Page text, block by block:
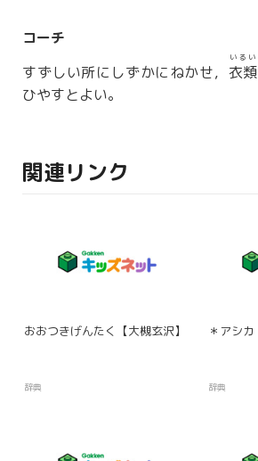
コーチ
すずしい所にしずかにねかせ， 衣類
いるい
ひやすとよい。
関連リンク
おおつきげんたく【大槻玄沢】
辞典
＊アシカ
辞典